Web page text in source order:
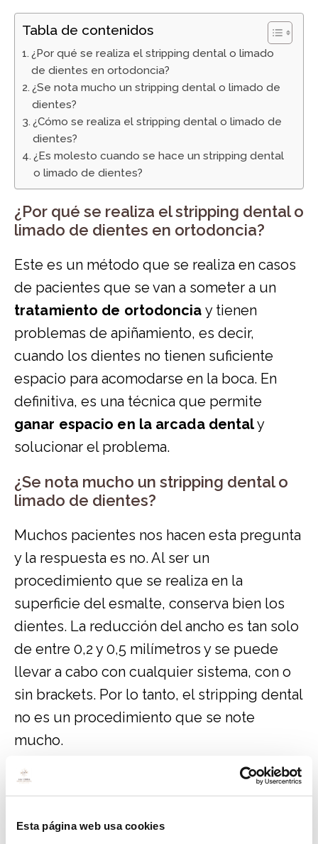
Esta página web usa cookies
Tabla de contenidos
¿Por qué se realiza el stripping dental o limado
de dientes en ortodoncia?
¿Se nota mucho un stripping dental o limado de
dientes?
¿Cómo se realiza el stripping dental o limado de
dientes?
¿Es molesto cuando se hace un stripping dental
o limado de dientes?
¿Por qué se realiza el stripping dental o
limado de dientes en ortodoncia?
Este es un método que se realiza en casos
de pacientes que se van a someter a un
tratamiento de ortodoncia y tienen
problemas de apiñamiento, es decir,
cuando los dientes no tienen suficiente
espacio para acomodarse en la boca. En
definitiva, es una técnica que permite
ganar espacio en la arcada dentaly
solucionar el problema.
¿Se nota mucho un stripping dental o
limado de dientes?
Muchos pacientes nos hacen esta pregunta
y la respuesta es no. Al ser un
procedimiento que se realiza en la
superficie del esmalte, conserva bien los
dientes. La reducción del ancho es tan solo
de entre 0,2 y 0,5 milímetros y se puede
llevar a cabo con cualquier sistema, con o
sin brackets. Por lo tanto, el stripping dental
no es un procedimiento que se note
mucho.
¿Cómo se realiza el stripping dental o
limado de dientes?
Es un procedimiento muy sencillo que se